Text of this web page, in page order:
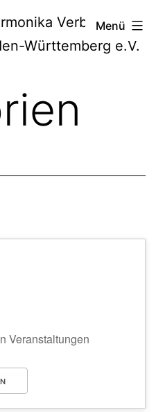
Menü
Veranstaltungen